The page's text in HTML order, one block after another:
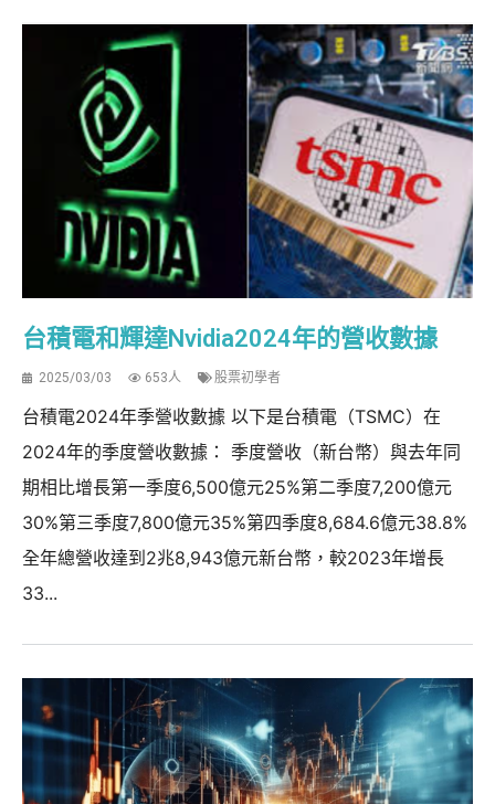
台積電和輝達Nvidia2024年的營收數據
2025/03/03 653人 股票初學者
台積電2024年季營收數據 以下是台積電（TSMC）在
2024年的季度營收數據： 季度營收（新台幣）與去年同
期相比增長第一季度6,500億元25%第二季度7,200億元
30%第三季度7,800億元35%第四季度8,684.6億元38.8%
全年總營收達到2兆8,943億元新台幣，較2023年增長
33...